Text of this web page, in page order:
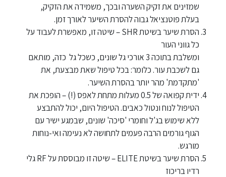
שמזינים את זקיק השערה ובכך, משמידה את הזקיק,
בעלת פוטנציאל גבוה להסרת השיער לאורך זמן.
הסרת שיער בשיטת SHR – שיטה זו, מאפשרת לעבוד על
כל גווני העור
ומשלבת בתוכה 3 אורכי גל שונים, כשכל גל כזה, מותאם
גם לשכבת עור. כלומר: בכל טיפול שאת מבצעת, את
'מתקדמת' מהר יותר בהסרת השיער.
ידית קפואה של 0.5 מעלות מתחת לאפס (!) – הופכת את
הטיפול לנוח ונטול כאבים. הטיפול היום, יכול להתבצע
ללא שימוש בג'ל וחומרי 'סיכה' שונים, שבמגע ישיר עם
הגוף גורמים הרבה פעמים לתחושה לא נעימה ואי-נוחות
מורגש.
הסרת שיער בשיטת ELITE – שיטה זו מבוססת על RF גלי
רדיו בריכוז